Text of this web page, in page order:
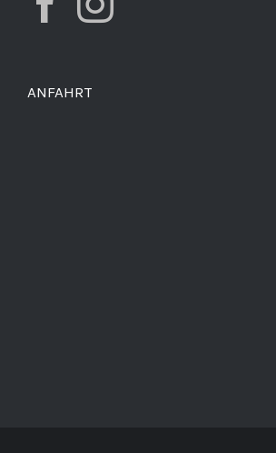
ANFAHRT